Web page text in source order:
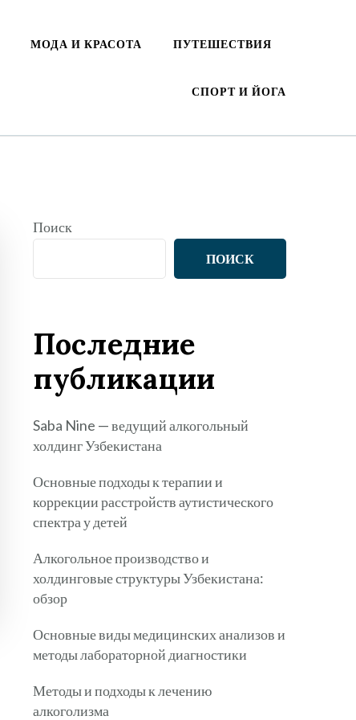
МОДА И КРАСОТА ПУТЕШЕСТВИЯ
СПОРТ И ЙОГА
Поиск
ПОИСК
Последние
публикации
Saba Nine — ведущий алкогольный
холдинг Узбекистана
Основные подходы к терапии и
коррекции расстройств аутистического
спектра у детей
Алкогольное производство и
холдинговые структуры Узбекистана:
обзор
Основные виды медицинских анализов и
методы лабораторной диагностики
Методы и подходы к лечению
алкоголизма